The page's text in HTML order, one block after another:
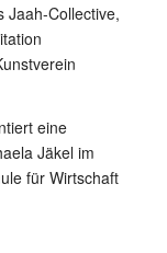
Jaah-Collective,
eine
Jäkel im
für Wirtschaft